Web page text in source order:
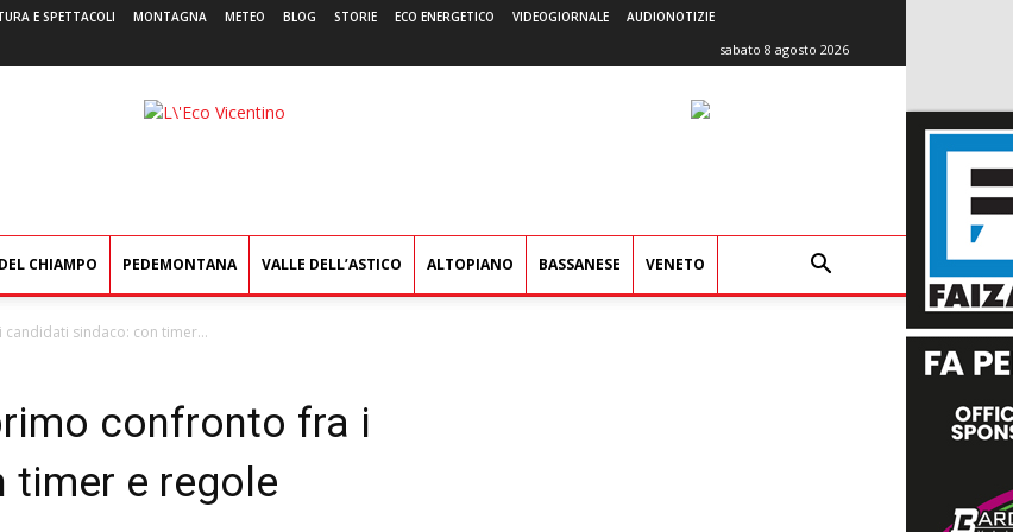
E SPETTACOLI MONTAGNA METEO BLOG STORIE ECO ENERGETICO VIDEOGIORNALE AUDIONOTIZIE
sabato 8 agosto 2026
L'Eco
CHIAMPO PEDEMONTANA VALLE DELL’ASTICO ALTOPIANO BASSANESE VENETO
sindaco: con timer...
confronto fra i
timer e regole